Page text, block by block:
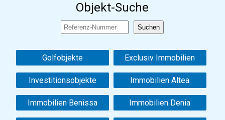
Costa Blanca Kaufen
Infos Referenzen
Objekt-Suche
Golfobjekte Exclusiv Immobilien
Investitionsobjekte Immobilien Altea
Immobilien Benissa Immobilien Denia